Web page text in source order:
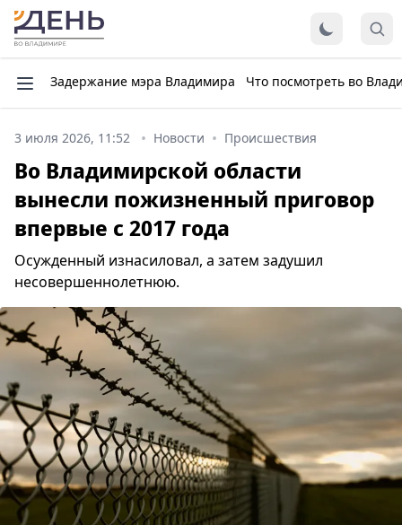
Задержание мэра Владимира Что посмотреть во
3 июля 2026, 11:52 Новости Происшествия
Во Владимирской области
вынесли пожизненный приговор
впервые с 2017 года
Осужденный изнасиловал, а затем задушил
несовершеннолетнюю.